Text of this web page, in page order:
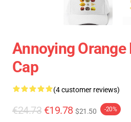
Annoying Orange
Cap
(4 customer reviews)
€24.73 €19.78 $21.50 -20%